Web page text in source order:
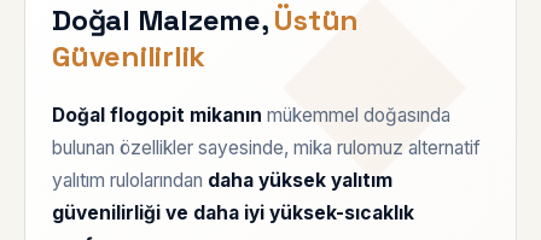
Doğal Malzeme,Üstün
Güvenilirlik
Doğal flogopit mikanın mükemmel doğasında
bulunan özellikler sayesinde, mika rulomuz alternatif
yalıtım rulolarından daha yüksek yalıtım
güvenilirliği ve daha iyi yüksek-sıcaklık